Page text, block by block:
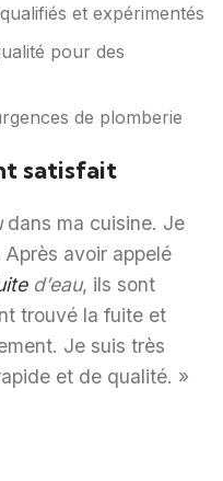
et expérimentés
pour des
de plomberie
satisfait
dans ma cuisine. Je
avoir appelé
d’eau, ils sont
trouvé la fuite et
Je suis très
et de qualité. »